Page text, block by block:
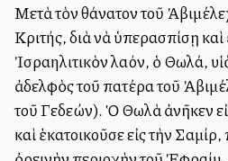
Μετὰ τὸν θάνατον τοῦ
Κριτής, διὰ νὰ ὑπερασπίσῃ
Ἰσραηλιτικὸν λαόν, ὁ Θωλά,
ἀδελφὸς τοῦ πατέρα τοῦ
τοῦ Γεδεών). Ὁ Θωλὰ ἀνῆκεν
καὶ ἑκατοικοῦσε εἰς τὴν Σαμίρ,